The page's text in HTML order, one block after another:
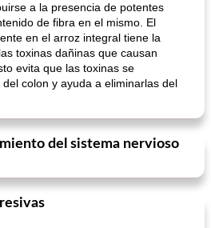
a la presencia de potentes
de fibra en el mismo. El
en el arroz integral tiene la
toxinas dañinas que causan
evita que las toxinas se
colon y ayuda a eliminarlas del
del sistema nervioso